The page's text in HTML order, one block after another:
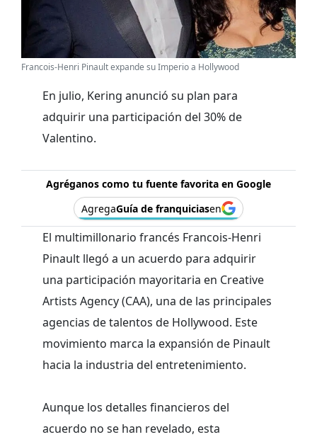
Francois-Henri Pinault expande su Imperio a Hollywood
En julio, Kering anunció su plan para
adquirir una participación del 30% de
Valentino.
Agréganos como tu fuente favorita en Google
AgregaGuía de franquiciasen
El multimillonario francés Francois-Henri
Pinault llegó a un acuerdo para adquirir
una participación mayoritaria en Creative
Artists Agency (CAA), una de las principales
agencias de talentos de Hollywood. Este
movimiento marca la expansión de Pinault
hacia la industria del entretenimiento.
Aunque los detalles financieros del
acuerdo no se han revelado, esta